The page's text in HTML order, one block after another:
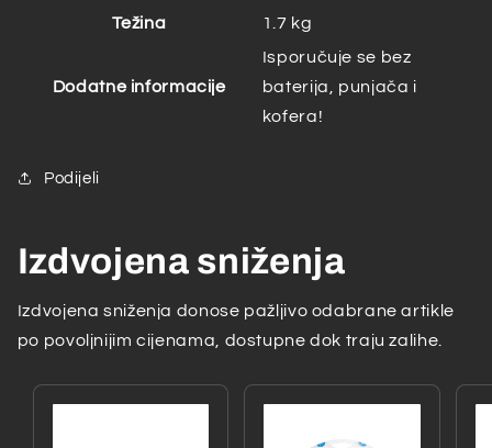
Težina 1.7 kg
Dodatne informacije
Isporučuje se bez
baterija, punjača i
kofera!
Podijeli
Izdvojena sniženja
Izdvojena sniženja donose pažljivo odabrane artikle
po povoljnijim cijenama, dostupne dok traju zalihe.